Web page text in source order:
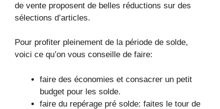
de vente proposent de belles réductions sur des
sélections d’articles.
Pour profiter pleinement de la période de solde,
voici ce qu’on vous conseille de faire:
faire des économies et consacrer un petit
budget pour les solde.
faire du repérage pré solde: faites le tour de